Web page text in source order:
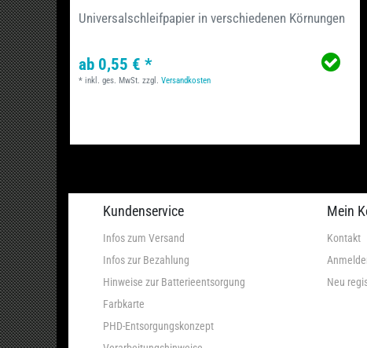
Universalschleifpapier in verschiedenen Körnungen
ab 0,55 € *
*inkl. ges. MwSt. zzgl.Versandkosten
Kundenservice
Infos zum Versand
Infos zur Bezahlung
Hinweise zur Batterieentsorgung
Farbkarte
PHD-Entsorgungskonzept
Mein
Kontakt
Neu